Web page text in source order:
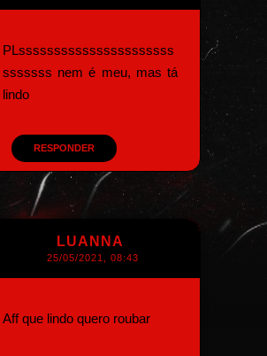
PLssssssssssssssssssssss
sssssss nem é meu, mas tá
lindo
RESPONDER
LUANNA
25/05/2021, 08:43
Aff que lindo quero roubar